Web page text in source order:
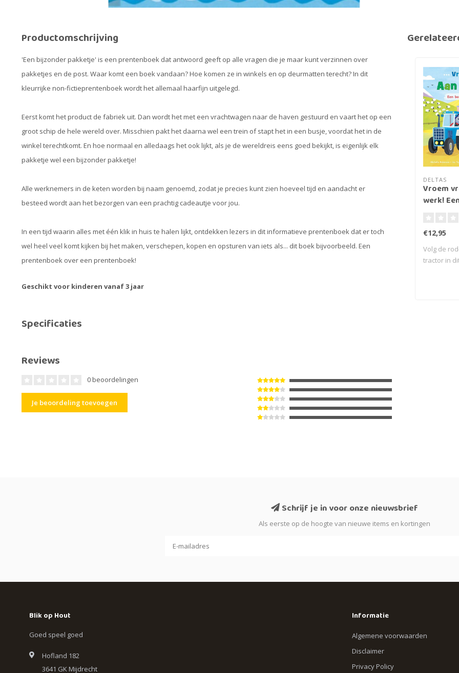
Productomschrijving
'Een bijzonder pakketje' is een prentenboek dat antwoord geeft op alle vragen die je maar kunt verzinnen over
pakketjes en de post. Waar komt een boek vandaan? Hoe komen ze in winkels en op deurmatten terecht? In dit
kleurrijke non-fictieprentenboek wordt het allemaal haarfijn uitgelegd.
Eerst komt het product de fabriek uit. Dan wordt het met een vrachtwagen naar de haven gestuurd en vaart het op een
groot schip de hele wereld over. Misschien pakt het daarna wel een trein of stapt het in een busje, voordat het in de
winkel terechtkomt. En hoe normaal en alledaags het ook lijkt, als je de wereldreis eens goed bekijkt, is eigenlijk elk
pakketje wel een bijzonder pakketje!
Alle werknemers in de keten worden bij naam genoemd, zodat je precies kunt zien hoeveel tijd en aandacht er
besteed wordt aan het bezorgen van een prachtig cadeautje voor jou.
In een tijd waarin alles met één klik in huis te halen lijkt, ontdekken lezers in dit informatieve prentenboek dat er toch
wel heel veel komt kijken bij het maken, verschepen, kopen en opsturen van iets als... dit boek bijvoorbeeld. Een
prentenboek over een prentenboek!
Geschikt voor kinderen vanaf 3 jaar
Specificaties
Reviews
0 beoordelingen
Je beoordeling toevoegen
DELTAS
Vroem
werk!
€12,95
Volg de
tractor in
Schrijf je in voor onze nieuwsbrief
Als eerste op de hoogte van nieuwe items en kortingen
Blik op Hout
Goed speel goed
Hofland 182
3641 GK Mijdrecht
Informatie
Algemene voorwaarden
Disclaimer
Privacy Policy